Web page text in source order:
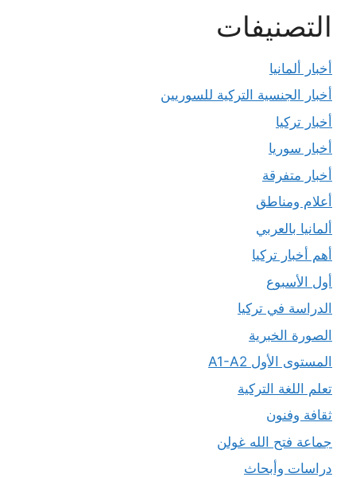
التصنيفات
أخبار ألمانيا
أخبار الجنسية التركية للسوريين
أخبار تركيا
أخبار سوريا
أخبار متفرقة
أعلام ومناطق
ألمانيا بالعربي
أهم أخبار تركيا
أول الأسبوع
الدراسة في تركيا
الصورة الخبرية
المستوى الأول A1-A2
تعلم اللغة التركية
ثقافة وفنون
جماعة فتح الله غولن
دراسات وأبحاث